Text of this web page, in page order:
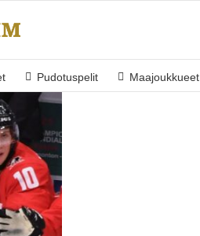
Pudotuspelit
Maajoukkueet